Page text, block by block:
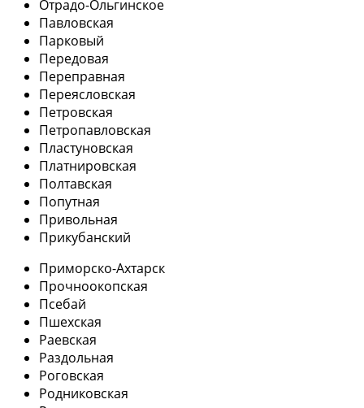
Отрадо-Ольгинское
Павловская
Парковый
Передовая
Переправная
Переясловская
Петровская
Петропавловская
Пластуновская
Платнировская
Полтавская
Попутная
Привольная
Прикубанский
Приморско-Ахтарск
Прочноокопская
Псебай
Пшехская
Раевская
Раздольная
Роговская
Родниковская